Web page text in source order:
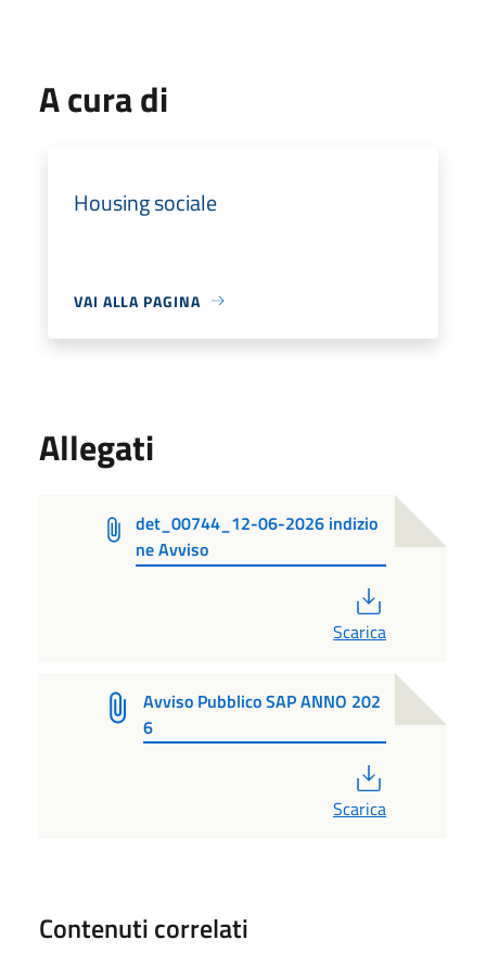
A cura di
Housing sociale
VAI ALLA PAGINA
Allegati
det_00744_12-06-2026 indizio
ne Avviso
Scarica
Avviso Pubblico SAP ANNO 202
6
Scarica
Contenuti correlati